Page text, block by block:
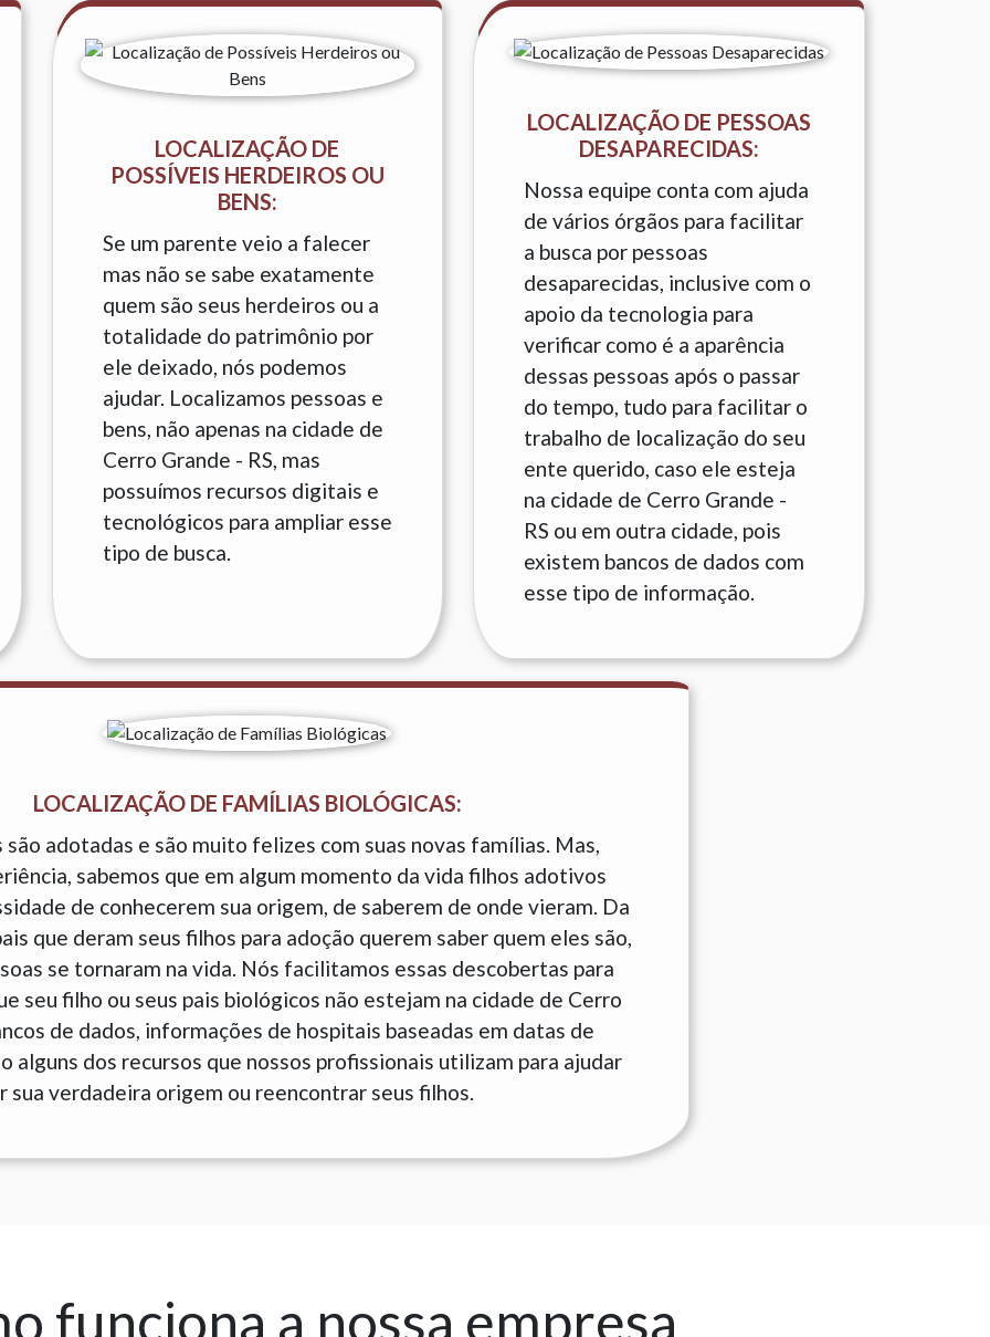
LOCALIZAÇÃO DE
POSSÍVEIS HERDEIROS OU
BENS:
Se um parente veio a falecer
mas não se sabe exatamente
quem são seus herdeiros ou a
totalidade do patrimônio por
ele deixado, nós podemos
ajudar. Localizamos pessoas e
bens, não apenas na cidade de
Cerro Grande - RS, mas
possuímos recursos digitais e
tecnológicos para ampliar esse
tipo de busca.
LOCALIZAÇÃO DE PESSOAS
DESAPARECIDAS:
Nossa equipe conta com ajuda
de vários órgãos para facilitar
a busca por pessoas
desaparecidas, inclusive com o
apoio da tecnologia para
verificar como é a aparência
dessas pessoas após o passar
do tempo, tudo para facilitar o
trabalho de localização do seu
ente querido, caso ele esteja
na cidade de Cerro Grande -
RS ou em outra cidade, pois
existem bancos de dados com
esse tipo de informação.
LOCALIZAÇÃO DE FAMÍLIAS BIOLÓGICAS:
adotadas e são muito felizes com suas novas famílias. Mas,
sabemos que em algum momento da vida filhos adotivos
de conhecerem sua origem, de saberem de onde vieram. Da
que deram seus filhos para adoção querem saber quem eles são,
se tornaram na vida. Nós facilitamos essas descobertas para
seu filho ou seus pais biológicos não estejam na cidade de Cerro
de dados, informações de hospitais baseadas em datas de
alguns dos recursos que nossos profissionais utilizam para ajudar
sua verdadeira origem ou reencontrar seus filhos.
funciona a nossa empresa